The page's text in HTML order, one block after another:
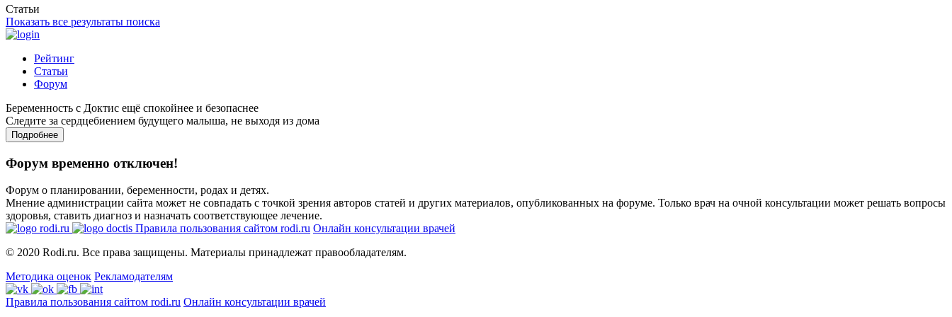
Статьи
Показать все результаты поиска
Рейтинг
Статьи
Форум
Беременность с Доктис ещё спокойнее и безопаснее
Следите за сердцебиением будущего малыша, не выходя из дома
Подробнее
Форум временно отключен!
Форум о планировании, беременности, родах и детях.
Мнение администрации сайта может не совпадать с точкой зрения авторов статей и других материалов, опубликованных на форуме. Только врач на очной консультации может решать вопросы
здоровья, ставить диагноз и назначать соответствующее лечение.
Правила пользования сайтом rodi.ru Онлайн консультации врачей
© 2020 Rodi.ru. Все права защищены. Материалы принадлежат правообладателям.
Методика оценок Рекламодателям
Правила пользования сайтом rodi.ru Онлайн консультации врачей